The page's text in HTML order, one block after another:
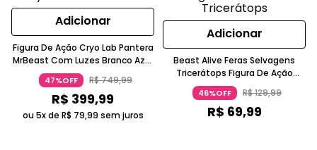
Adicionar
Figura De Ação Cryo Lab Pantera
MrBeast Com Luzes Branco Azul
Translúcido Candide
47%OFF R$749,99
R$ 399,99
ou 5x de R$ 79,99 sem juros
Adicionar
Beast Alive Feras Selvagens
Tricerátops Figura De Ação
Verde Com Som E Luz Com
Movimento 5-7 Anos Candide
46%OFF R$129,99
R$ 69,99